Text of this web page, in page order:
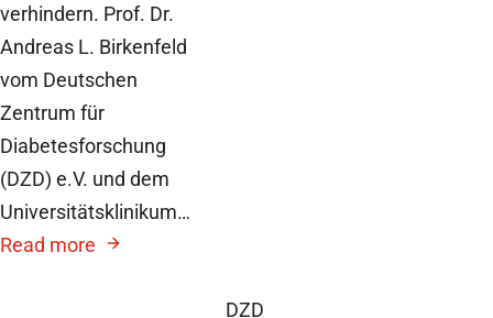
DZD
verhindern. Prof. Dr.
Andreas L. Birkenfeld
vom Deutschen
Zentrum für
Diabetesforschung
(DZD) e.V. und dem
Universitätsklinikum…
Read more